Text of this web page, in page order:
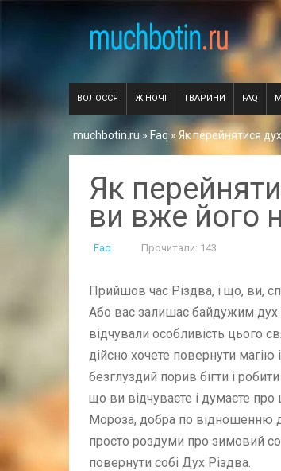
ВОЛОССЯ ЖІНОЧІ ТВАРИНИ FAQ
muchbotin.ru» Faq » Як перейнятися
Як
ви вже його
Faq Прочитали: 143
Прийшов час Різдва, і що, ви,
Або вас залишає байдужим дух
відчували особливість цього
дійсно хочете повернути магію
безглуздий порив бігти і
що ви відчуваєте і думаєте
Мороза, добра по відношенню
просто роздуми про зимовий
повернути собі Дух Різдва.